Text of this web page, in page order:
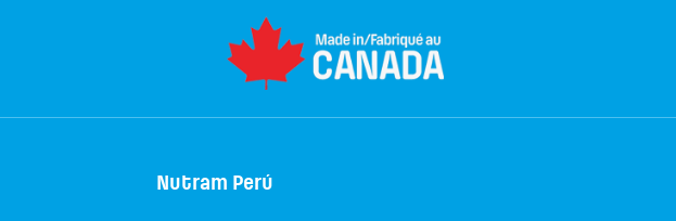
Nutram Perú